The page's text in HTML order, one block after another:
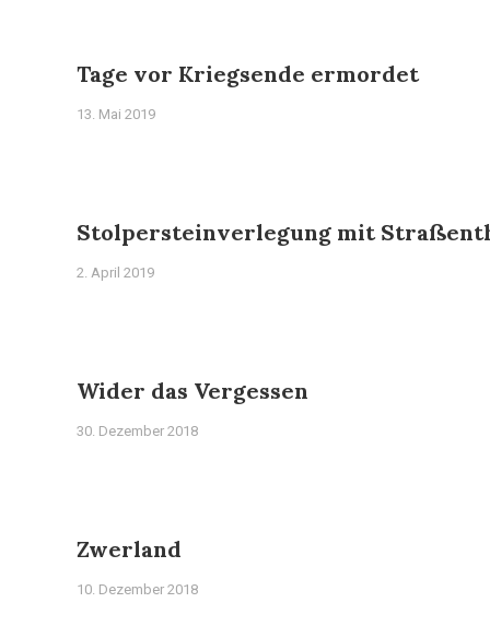
Tage vor Kriegsende ermordet
13. Mai 2019
Stolpersteinverlegung mit
2. April 2019
Wider das Vergessen
30. Dezember 2018
Zwerland
10. Dezember 2018